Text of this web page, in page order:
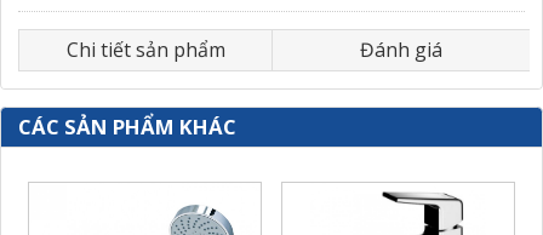
Chi tiết sản phẩm Đánh giá
CÁC SẢN PHẨM KHÁC